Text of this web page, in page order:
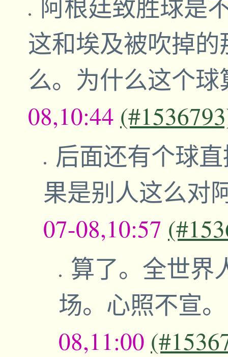
阿根廷致胜球是
这和埃及被吹掉
么。为什么这个
08,10:44
后面还有个球
果是别人这么对
07-08,10:57
算了。全世界
场。心照不宣
08,11:00